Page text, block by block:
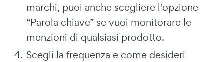
marchi, puoi anche scegliere l'opzione
“Parola chiave” se vuoi monitorare le
menzioni di qualsiasi prodotto.
Scegli la frequenza e come desideri